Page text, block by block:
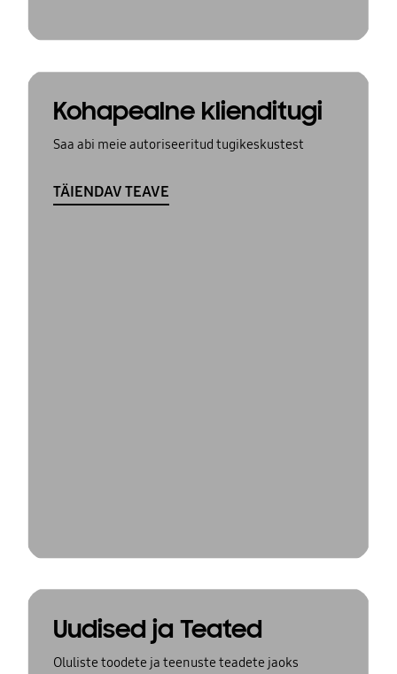
Kohapealne klienditugi
Saa abi meie autoriseeritud tugikeskustest
TÄIENDAV TEAVE
Uudised ja Teated
Oluliste toodete ja teenuste teadete jaoks